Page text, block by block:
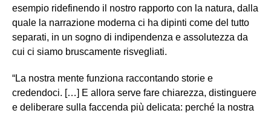
esempio ridefinendo il nostro rapporto con la natura, dalla
quale la narrazione moderna ci ha dipinti come del tutto
separati, in un sogno di indipendenza e assolutezza da
cui ci siamo bruscamente risvegliati.
“La nostra mente funziona raccontando storie e
credendoci. […] E allora serve fare chiarezza, distinguere
e deliberare sulla faccenda più delicata: perché la nostra